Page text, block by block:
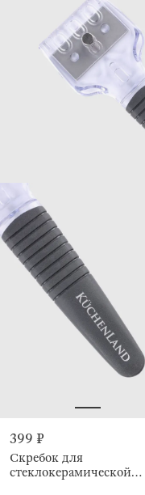
399 ₽
Скребок для
стеклокерамической